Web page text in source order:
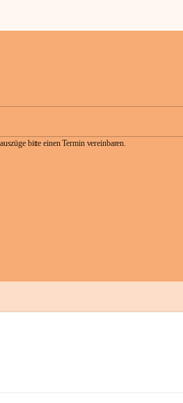
bitte einen Termin vereinbaren.